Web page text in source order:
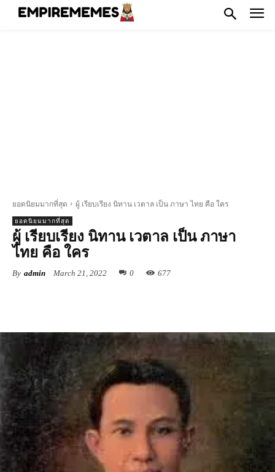
ยอดนิยมมากที่สุด ผู้ เรียบเรียง นิทาน เวตาล เป็น ภาษา ไทย คือ ใคร
ยอดนิยมมากที่สุด
ผู้ เรียบเรียง นิทาน เวตาล เป็น ภาษา
ไทย คือ ใคร
By admin March 21, 2022 0 677